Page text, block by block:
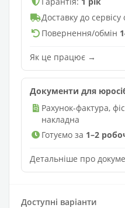
Доставку до
Повернення/обмін
Як це працює →
Документи для
Рахунок-фактура,
накладна
Готуємо за 1–2
Детальніше про
Доступні варіанти